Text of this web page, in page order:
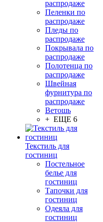
распродаже
Пеленки по
распродаже
Пледы по
распродаже
Покрывала по
распродаже
Полотенца по
распродаже
Швейная
фурнитура по
распродаже
Ветошь
+ ЕЩЕ 6
Текстиль для
гостиниц
Постельное
белье для
гостиниц
Тапочки для
гостиниц
Одеяла для
гостиниц